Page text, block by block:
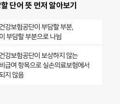
단어 뜻 먼저 알아보기